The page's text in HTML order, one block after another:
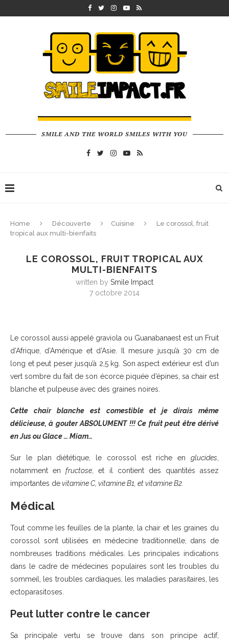
SMILE AND THE WORLD SMILES WITH YOU
Home Découverte Cuisine
Le corossol, fruit
tropical aux multi-bienfaits
LE COROSSOL, FRUIT TROPICAL AUX
MULTI-BIENFAITS
written by Smile Impact
7 octobre 2014
Le corossol aussi appelé graviola ou Guanabanaest est un Fruit
d’Afrique, d’Amérique et d’Asie. Il mesure jusqu’à 30 cm de
long et peut peser jusqu’à 2,5 kg . Son aspect extérieur est d’un
vert sombre du fait de son écorce piquée d’épines, sa chair est
blanche et pulpeuse avec des graines noires.
Cette chair blanche est comestible et je dirais même
délicieuse, à gouter ABSOLUMENT !!! Ce fruit peut être dérivé
en Jus ou Glace … Miam…
Sur le plan diététique, le corossol est riche en glucides
notamment enfructose , et il contient des quantités assez
importantes devitamine C, vitamine B1, et vitamineB2.
Médical
Tout comme les feuilles de la plante, la chair et les graines du
corossol sont utilisées en médecine traditionnelle, dans de
nombreuses traditions médicales. Les principales indications
dans le cadre de médecines populaires sont les troubles du
sommeil, les troubles cardiaques, les maladies parasitaires, les
ectoparasitoses.
Peut lutter contre le cancer
Sa principale vertu se trouve dans son principe actif,